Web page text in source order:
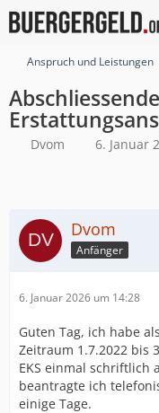
Anspruch und Leistungen
Dvom 6. Januar
Dvom
Anfänger
6. Januar 2026 um 14:28
Guten Tag, ich habe
Zeitraum 1.7.2022 bis
EKS einmal schriftlich
beantragte ich
einige Tage.